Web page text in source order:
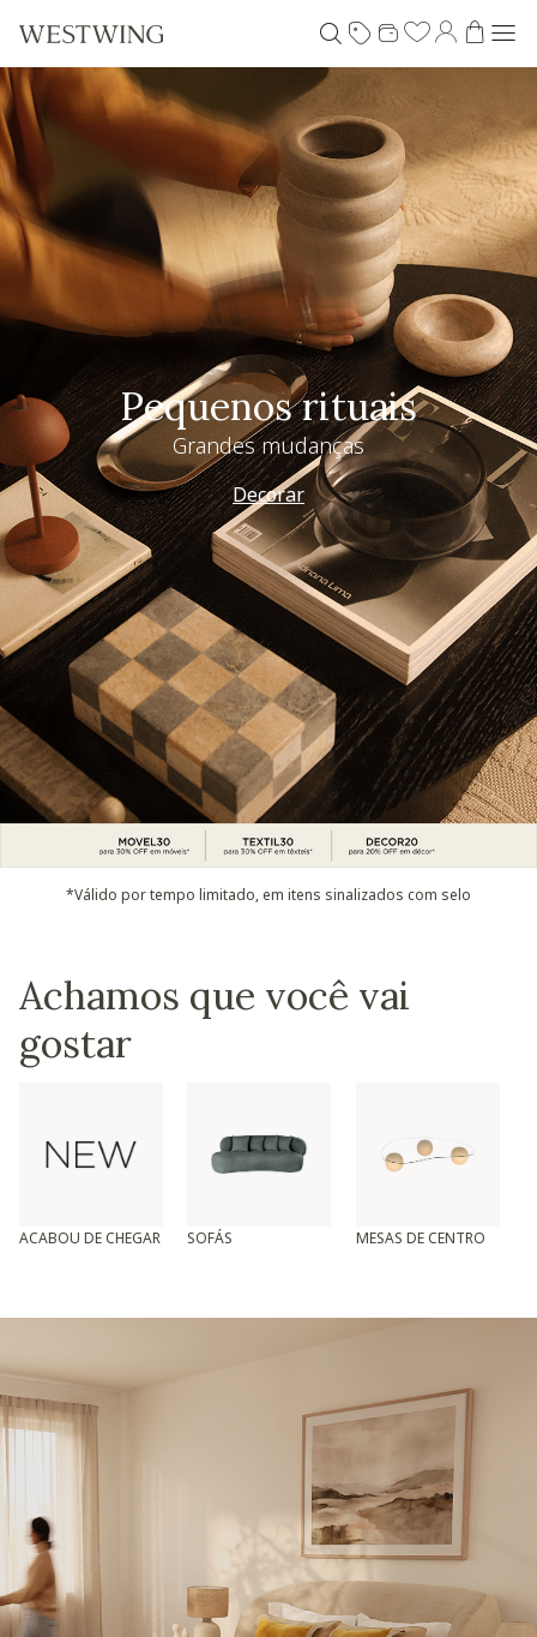
Pequenos rituais
Grandes mudanças
Decorar
*Válido por tempo limitado, em itens sinalizados com selo
Achamos que você vai
gostar
ACABOU DE CHEGAR SOFÁS MESAS DE CENTRO